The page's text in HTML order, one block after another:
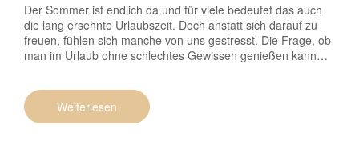
Der Sommer ist endlich da und für viele bedeutet das auch
die lang ersehnte Urlaubszeit. Doch anstatt sich darauf zu
freuen, fühlen sich manche von uns gestresst. Die Frage, ob
man im Urlaub ohne schlechtes Gewissen genießen kann
Weiterlesen